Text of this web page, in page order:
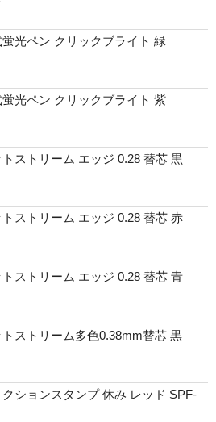
光ペン クリックブライト 緑
光ペン クリックブライト 紫
ストリーム エッジ 0.28 替芯 黒
ストリーム エッジ 0.28 替芯 赤
ストリーム エッジ 0.28 替芯 青
ストリーム多色0.38mm替芯 黒
ションスタンプ 休み レッド SPF-